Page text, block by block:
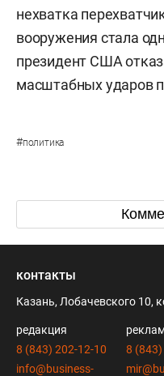
нехватка
вооружения стала
президент США
масштабных ударов
#политика
контакты
Казань, Лобачевского 10,
редакция
8 (843) 202-12-10
info@business-
8